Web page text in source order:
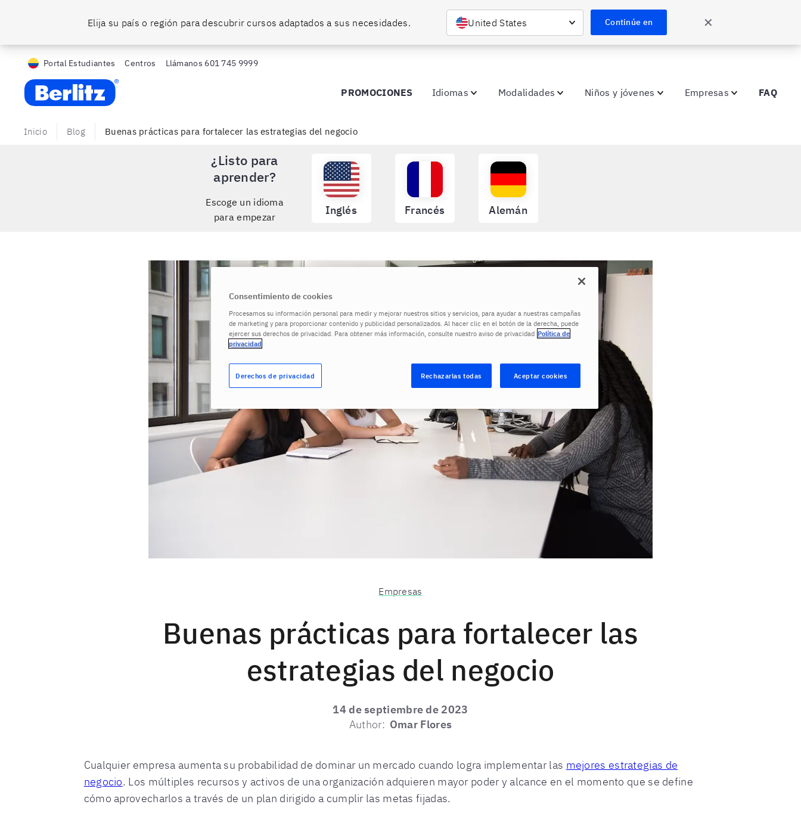
Elija su país o región para descubrir cursos adaptados a sus necesidades. United States Continúe en ✕
Portal Estudiantes Centros Llámanos 601 745 9999
Berlitz CO
PROMOCIONES Idiomas Modalidades Niños y jóvenes Empresas FAQ
Inicio Blog Buenas prácticas para fortalecer las estrategias del negocio
¿Listo para
aprender?
Escoge un idioma
para empezar
Inglés Francés Alemán
Empresas
Buenas prácticas para fortalecer las
estrategias del negocio
14 de septiembre de 2023
Author: Omar Flores
Cualquier empresa aumenta su probabilidad de dominar un mercado cuando logra implementar las mejores estrategias de
negocio. Los múltiples recursos y activos de una organización adquieren mayor poder y alcance en el momento que se define
cómo aprovecharlos a través de un plan dirigido a cumplir las metas fijadas.
Consentimiento de cookies
Procesamos su información personal para medir y mejorar nuestros sitios y servicios, para ayudar a nuestras campañas
de marketing y para proporcionar contenido y publicidad personalizados. Al hacer clic en el botón de la derecha, puede
ejercer sus derechos de privacidad. Para obtener más información, consulte nuestro aviso de privacidad Política de
privacidad
Derechos de privacidad Rechazarlas todas Aceptar cookies